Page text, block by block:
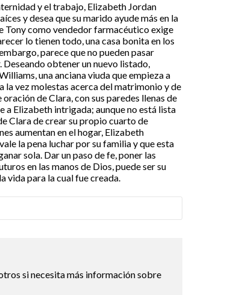
y el trabajo, Elizabeth Jordan
y desea que su marido ayude más en la
Tony como vendedor farmacéutico exige
lo tienen todo, una casa bonita en los
parece que no pueden pasar
obtener un nuevo listado,
una anciana viuda que empieza a
vez molestas acerca del matrimonio y de
de Clara, con sus paredes llenas de
a Elizabeth intrigada; aunque no está lista
Clara de crear su propio cuarto de
aumentan en el hogar, Elizabeth
la pena luchar por su familia y que esta
sola. Dar un paso de fe, poner las
en las manos de Dios, puede ser su
vida para la cual fue creada.
si necesita más información sobre